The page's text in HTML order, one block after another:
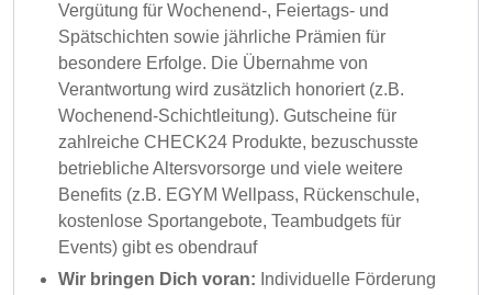
Vergütung für Wochenend-, Feiertags- und
Spätschichten sowie jährliche Prämien für
besondere Erfolge. Die Übernahme von
Verantwortung wird zusätzlich honoriert (z.B.
Wochenend-Schichtleitung). Gutscheine für
zahlreiche CHECK24 Produkte, bezuschusste
betriebliche Altersvorsorge und viele weitere
Benefits (z.B. EGYM Wellpass, Rückenschule,
kostenlose Sportangebote, Teambudgets für
Events) gibt es obendrauf
Wir bringen Dich voran: Individuelle Förderung